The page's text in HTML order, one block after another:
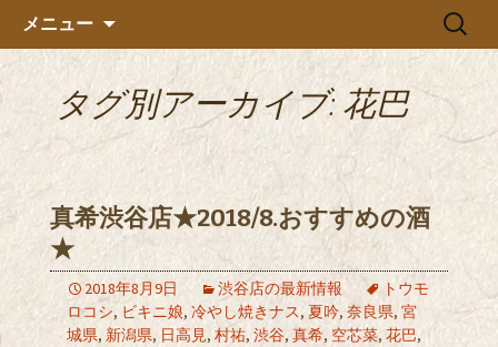
メニュー
検
タグ別アーカイブ: 花巴
真希渋谷店★2018/8.おすすめの酒
★
2018年8月9日 渋谷店の最新情報
トウモ
ロコシ, ビキニ娘, 冷やし焼きナス, 夏吟, 奈良県, 宮
城県, 新潟県, 日高見, 村祐, 渋谷, 真希, 空芯菜, 花巴,